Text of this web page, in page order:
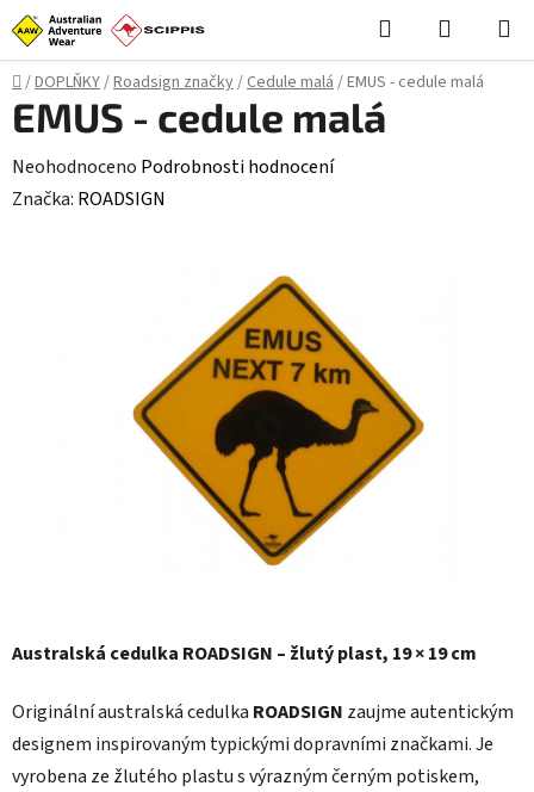
Přejít
na
obsah
Hledat
KOŠÍK
Domů
/DOPLŇKY/Roadsign značky/Cedule malá/EMUS - cedule malá
Australská cedulka ROADSIGN – žlutý plast, 19 × 19 cm
Originální australská cedulka ROADSIGN zaujme autentickým
designem inspirovaným typickými dopravními značkami. Je
vyrobena ze žlutého plastu s výrazným černým potiskem,
EMUS - cedule malá
Průměrné
hodnocení
Neohodnoceno Podrobnosti hodnocení
Značka: ROADSIGN